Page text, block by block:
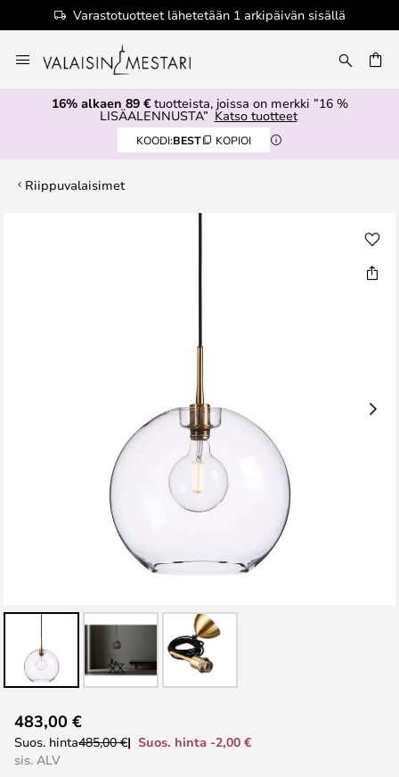
Varastotuotteet lähetetään 1 arkipäivän sisällä
to
Content
16% alkaen 89 €tuotteista, joissa on merkki ”16 %
LISÄALENNUSTA” Katso tuotteet
KOODI:BEST KOPIOI
Riippuvalaisimet
to
the
483,00 €
Suos. hinta485,00 €
Suos. hinta -2,00 €
sis. ALV